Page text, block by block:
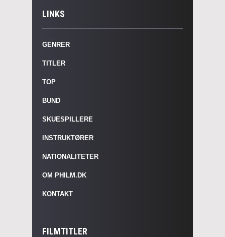
LINKS
GENRER
TITLER
TOP
BUND
SKUESPILLERE
INSTRUKTØRER
NATIONALITETER
OM PHILM.DK
KONTAKT
FILMTITLER